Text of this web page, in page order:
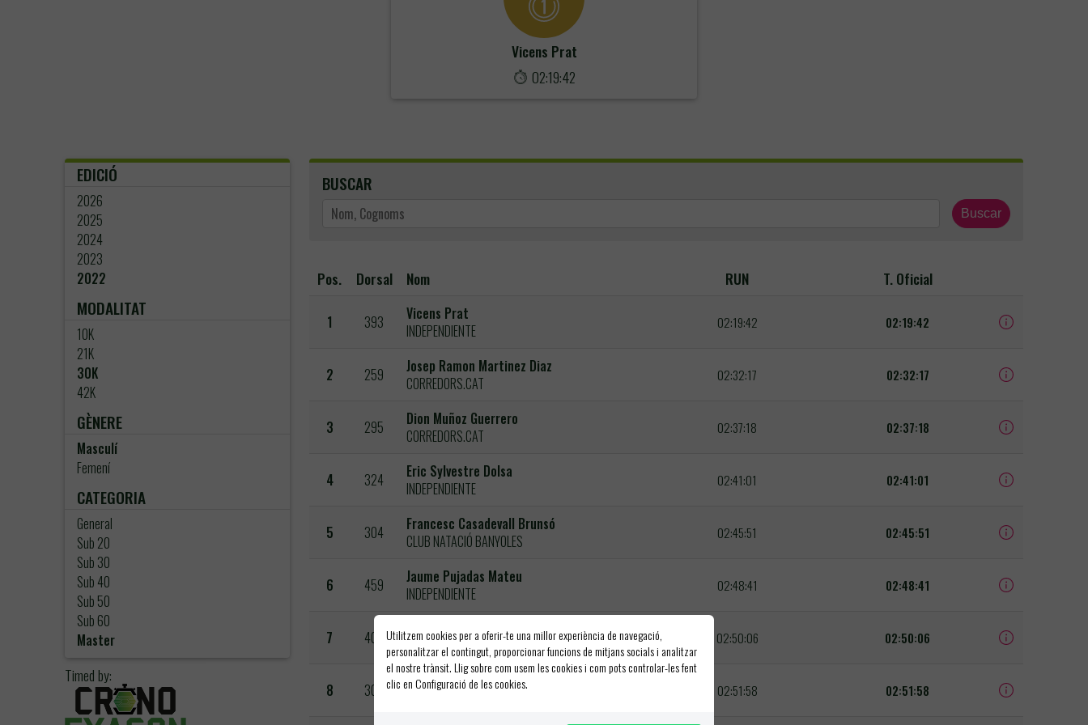
Vicens Prat
02:19:42
EDICIÓ
2026
2025
2024
2023
2022
MODALITAT
10K
21K
30K
42K
GÈNERE
Masculí
Femení
CATEGORIA
General
Sub 20
Sub 30
Sub 40
Sub 50
Sub 60
Master
Timed by:
BUSCAR
Buscar
Pos. Dorsal Nom RUN T. Oficial
1 393
Vicens Prat
INDEPENDIENTE
02:19:42 02:19:42
2 259
Josep Ramon Martinez Diaz
CORREDORS.CAT
02:32:17 02:32:17
3 295
Dion Muñoz Guerrero
CORREDORS.CAT
02:37:18 02:37:18
4 324
Eric Sylvestre Dolsa
INDEPENDIENTE
02:41:01 02:41:01
5 304
Francesc Casadevall Brunsó
CLUB NATACIÓ BANYOLES
02:45:51 02:45:51
6 459
Jaume Pujadas Mateu
INDEPENDIENTE
02:48:41 02:48:41
7 403
Ramon Aguilr Serra
CORRERREMEI
02:50:06 02:50:06
8 302
Josep Perez Lasso
02:51:58 02:51:58
Utilitzem cookies per a oferir-te una millor experiència de navegació,
personalitzar el contingut, proporcionar funcions de mitjans socials i analitzar
el nostre trànsit. Llig sobre com usem les cookies i com pots controlar-les fent
clic en Configuració de les cookies.